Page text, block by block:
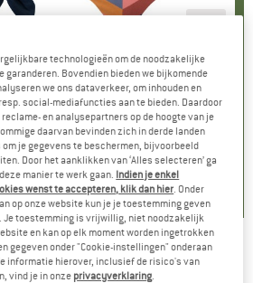
Cap
prijs
(18 )
MERK
BARTS
Artikel
Women's Corangs High Waist Briefs
Productgroep
Bikinibroekje
Prijs
€ 44,95Verlaagde prijs
€ 26,97
0,0(0)
Artikel
Women's
Rigga Scarf - Halsdoek
technologieën om de noodzakelijke
Bovendien bieden we bijkomende
we ons dataverkeer, om inhouden en
social-mediafuncties aan te bieden. Daardoor
en analysepartners op de hoogte van je
daarvan bevinden zich in derde landen
je gegevens te beschermen, bijvoorbeeld
Door het aanklikken van ‘Alles selecteren’ ga
manier te werk gaan. Indien je enkel
wenst te accepteren, klik dan hier . Onder
op onze website kun je je toestemming geven
Je toestemming is vrijwillig, niet noodzakelijk
en kan op elk moment worden ingetrokken
gegeven onder "Cookie-instellingen" onderaan
informatie hierover, inclusief de risico's van
vind je in onze privacyverklaring